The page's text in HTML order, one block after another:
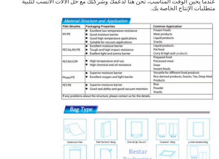
وقت التسليم: 20~25 يوماً سنبذل قصارى جهدنا لنقص الوقت
متطلبات الإنتاج الخاصة بك.